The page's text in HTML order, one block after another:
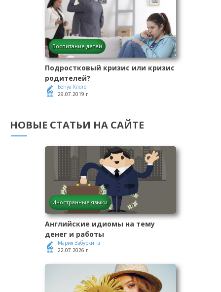
Воспитание детей
Подростковый кризис или кризис
родителей?
Бенуа Клото
29.07.2019 г.
НОВЫЕ СТАТЬИ НА САЙТЕ
Иностранные языки
Английские идиомы на тему
денег и работы
Мария Забуркина
22.07.2026 г.